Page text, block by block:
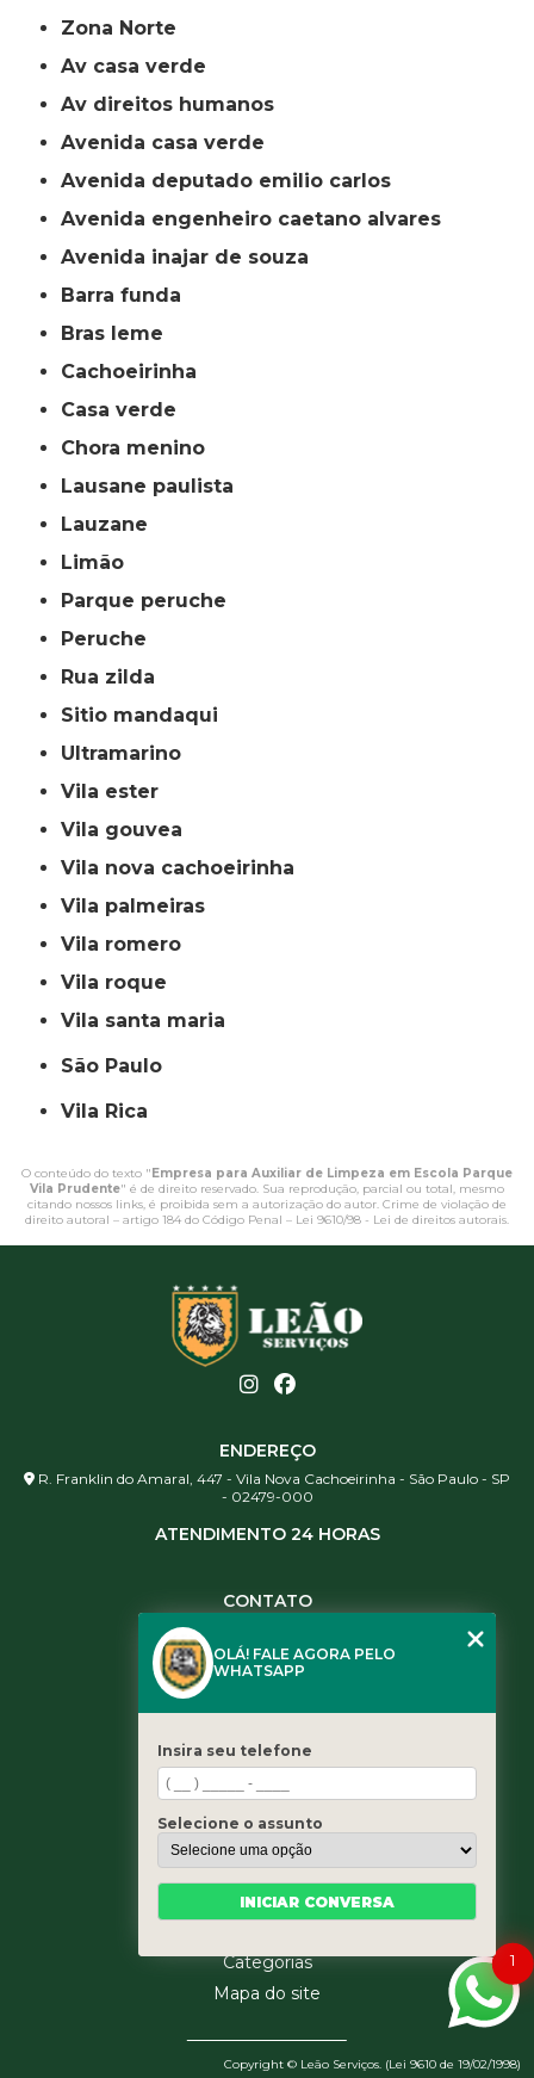
Zona Norte
av casa verde
av direitos humanos
avenida casa verde
avenida deputado emilio carlos
avenida engenheiro caetano alvares
avenida inajar de souza
barra funda
bras leme
cachoeirinha
casa verde
chora menino
lausane paulista
lauzane
limão
parque peruche
peruche
rua zilda
sitio mandaqui
ultramarino
vila ester
vila gouvea
vila nova cachoeirinha
vila palmeiras
vila romero
vila roque
vila santa maria
São Paulo
Vila Rica
O conteúdo do texto " Empresa para Auxiliar de Limpeza em Escola Parque
Vila Prudente" é de direito reservado. Sua reprodução, parcial ou total, mesmo
citando nossos links, é proibida sem a autorização do autor. Crime de violação de
direito autoral – artigo 184 do Código Penal – Lei 9610/98 - Lei de direitos autorais.
ENDEREÇO
R. Franklin do Amaral, 447 - Vila Nova Cachoeirinha - São Paulo - SP
- 02479-000
ATENDIMENTO 24 HORAS
CONTATO
(11) 3461-5871
contato@leaoservicos.com.br
Home
Quem somos
Serviços
Blog
Categorias
Mapa do site
Copyright © Leão Serviços. (Lei 9610 de 19/02/1998)
1
OLÁ! FALE AGORA PELO
WHATSAPP
Insira seu telefone
Selecione o assunto
INICIAR CONVERSA